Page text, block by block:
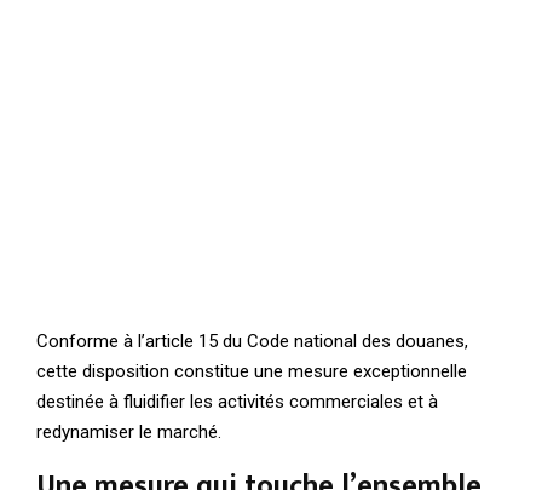
Conforme à l’article 15 du Code national des douanes,
cette disposition constitue une mesure exceptionnelle
destinée à fluidifier les activités commerciales et à
redynamiser le marché.